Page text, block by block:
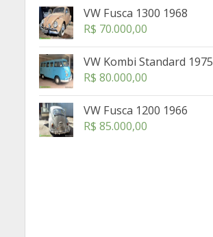
VW Fusca 1300 1968
R$ 70.000,00
VW Kombi Standard 1975
R$ 80.000,00
VW Fusca 1200 1966
R$ 85.000,00